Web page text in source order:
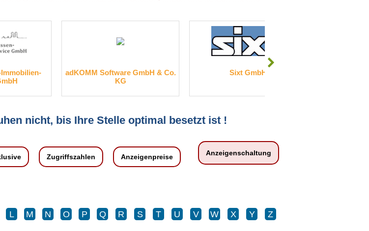
adKOMM Software GmbH & Co.
Sixt GmbH
nicht, bis Ihre Stelle optimal besetzt ist !
Zugriffszahlen Anzeigenpreise Anzeigenschaltung
L M N O P Q R S T U V W X Y Z